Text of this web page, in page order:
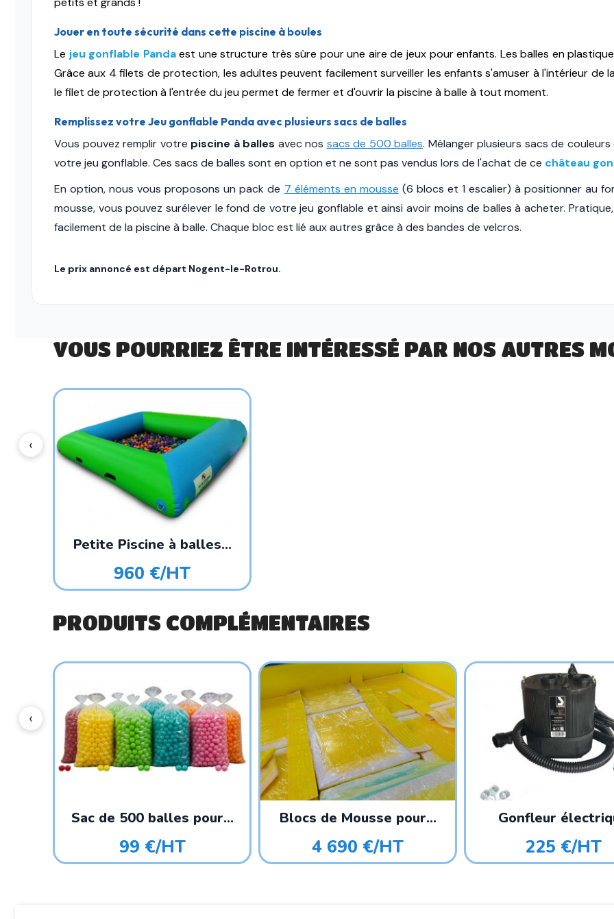
Jouer en toute sécurité dans cette piscine à boules
Le jeu gonflable Panda est une structure très sûre pour une aire de jeux pour enfants. Les balles en
Grâce aux 4 filets de protection, les adultes peuvent facilement surveiller les enfants s'amuser à l'intérieur de
le filet de protection à l'entrée du jeu permet de fermer et d'ouvrir la piscine à balle à tout moment.
Remplissez votre Jeu gonflable Panda avec plusieurs sacs de balles
Vous pouvez remplir votre piscine à balles avec nos sacs de 500 balles. Mélanger plusieurs sacs de
votre jeu gonflable. Ces sacs de balles sont en option et ne sont pas vendus lors de l'achat de ce château
En option, nous vous proposons un pack de 7 éléments en mousse (6 blocs et 1 escalier) à positionner au
mousse, vous pouvez surélever le fond de votre jeu gonflable et ainsi avoir moins de balles à acheter.
facilement de la piscine à balle. Chaque bloc est lié aux autres grâce à des bandes de velcros.
Le prix annoncé est départ Nogent-le-Rotrou.
VOUS POURRIEZ ÊTRE INTÉRESSÉ PAR NOS AUTRES
Petite Piscine à balles...
960 €/HT
PRODUITS COMPLÉMENTAIRES
Sac de 500 balles pour...
99 €/HT
Blocs de Mousse pour...
4 690 €/HT
Gonfleur
225 €/HT